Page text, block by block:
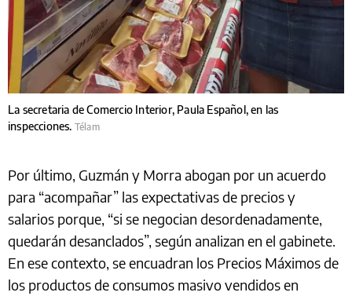
La secretaria de Comercio Interior, Paula Español, en las
inspecciones. Télam
Por último, Guzmán y Morra abogan por un acuerdo
para “acompañar” las expectativas de precios y
salarios porque, “si se negocian desordenadamente,
quedarán desanclados”, según analizan en el gabinete.
En ese contexto, se encuadran los Precios Máximos de
los productos de consumos masivo vendidos en